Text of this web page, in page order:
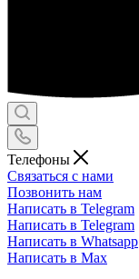
Телефоны
Связаться с нами
Позвонить нам
Написать в Telegram
Написать в Telegram
Написать в Whatsapp
Написать в Max